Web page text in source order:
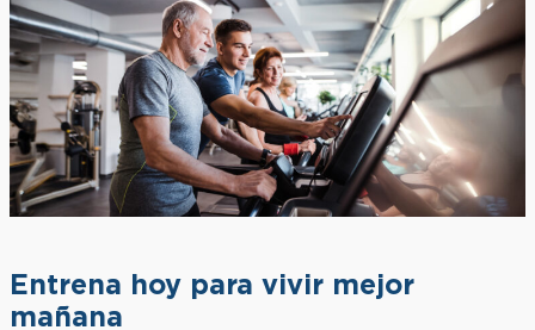
Entrena hoy para vivir mejor
mañana